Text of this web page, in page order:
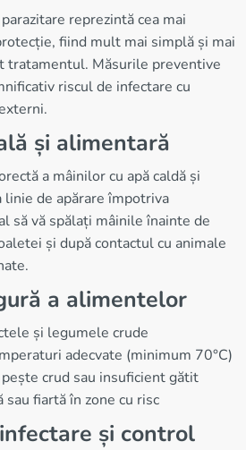
reprezintă cea mai
fiind mult mai simplă și mai
tratamentul. Măsurile preventive
riscul de infectare cu
și alimentară
a mâinilor cu apă caldă și
linie de apărare împotriva
să vă spălați mâinile înainte de
și după contactul cu animale
a alimentelor
și legumele crude
adecvate (minimum 70°C)
crud sau insuficient gătit
fiartă în zone cu risc
și control